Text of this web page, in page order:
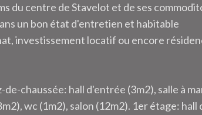
du centre de Stavelot et de ses
un bon état d'entretien et habitable
investissement locatif ou encore
chaussée: hall d'entrée (3m2), salle à
wc (1m2), salon (12m2). 1er étage: hall